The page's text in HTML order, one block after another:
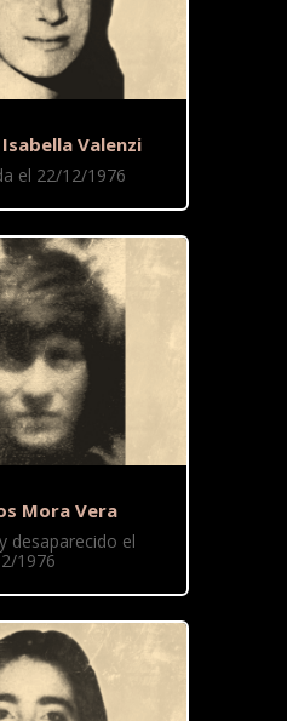
Valenzi
el 22/12/1976
Mora Vera
desaparecido el
1976